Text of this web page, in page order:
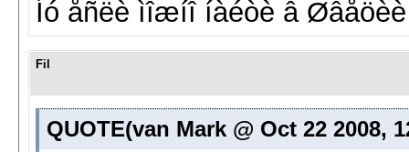
Íó åñëè ìîæíî íàéòè â
Fil
QUOTE(van Mark @ Oct 22 2008,